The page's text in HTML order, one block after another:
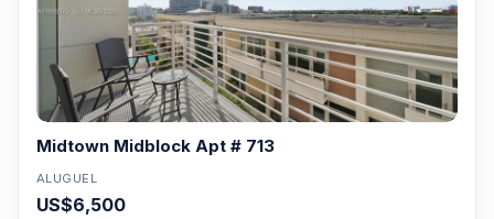
Midtown Midblock Apt # 713
ALUGUEL
US$6,500